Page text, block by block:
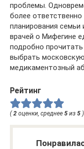
проблемы.
более
планирования
врачей о Мифегине
подробно
выбрать
медикаментозный
Рейтинг
( 2 оценки, среднее 5 из 5 )